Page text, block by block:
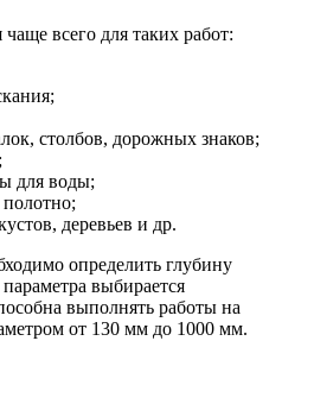
всего для таких работ:
столбов, дорожных знаков;
для воды;
деревьев и др.
определить глубину
выбирается
выполнять работы на
от 130 мм до 1000 мм.